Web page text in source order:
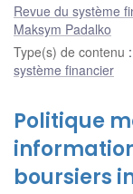
Revue du système
Maksym Padalko
Type(s) de contenu :
système financier
Politique
boursiers